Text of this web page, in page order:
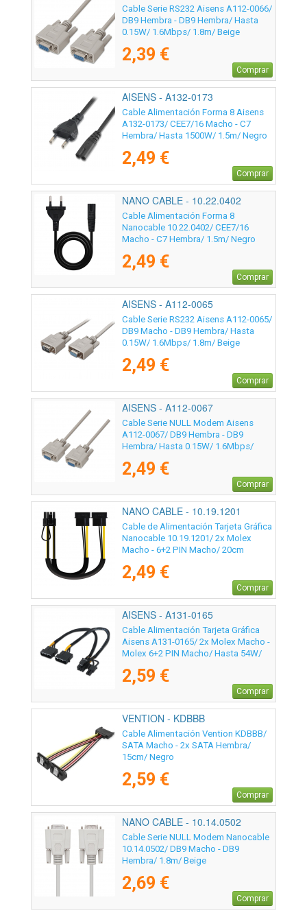
Cable Serie RS232 Aisens A112-0066/
DB9 Hembra - DB9 Hembra/ Hasta
0.15W/ 1.6Mbps/ 1.8m/ Beige
2,39 €
Comprar
AISENS - A132-0173
Cable Alimentación Forma 8 Aisens
A132-0173/ CEE7/16 Macho - C7
Hembra/ Hasta 1500W/ 1.5m/ Negro
2,49 €
Comprar
NANO CABLE - 10.22.0402
Cable Alimentación Forma 8
Nanocable 10.22.0402/ CEE7/16
Macho - C7 Hembra/ 1.5m/ Negro
2,49 €
Comprar
AISENS - A112-0065
Cable Serie RS232 Aisens A112-0065/
DB9 Macho - DB9 Hembra/ Hasta
0.15W/ 1.6Mbps/ 1.8m/ Beige
2,49 €
Comprar
AISENS - A112-0067
Cable Serie NULL Modem Aisens
A112-0067/ DB9 Hembra - DB9
Hembra/ Hasta 0.15W/ 1.6Mbps/
2,49 €
Comprar
NANO CABLE - 10.19.1201
Cable de Alimentación Tarjeta Gráfica
Nanocable 10.19.1201/ 2x Molex
Macho - 6+2 PIN Macho/ 20cm
2,49 €
Comprar
AISENS - A131-0165
Cable Alimentación Tarjeta Gráfica
Aisens A131-0165/ 2x Molex Macho -
Molex 6+2 PIN Macho/ Hasta 54W/
2,59 €
Comprar
VENTION - KDBBB
Cable Alimentación Vention KDBBB/
SATA Macho - 2x SATA Hembra/
15cm/ Negro
2,59 €
Comprar
NANO CABLE - 10.14.0502
Cable Serie NULL Modem Nanocable
10.14.0502/ DB9 Macho - DB9
Hembra/ 1.8m/ Beige
2,69 €
Comprar